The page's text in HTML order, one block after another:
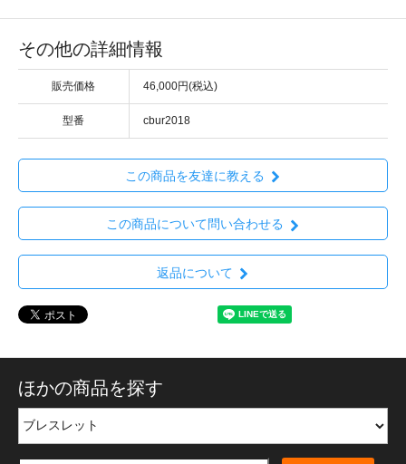
その他の詳細情報
販売価格 46,000円(税込)
型番 cbur2018
この商品を友達に教える
この商品について問い合わせる
返品について
ほかの商品を探す